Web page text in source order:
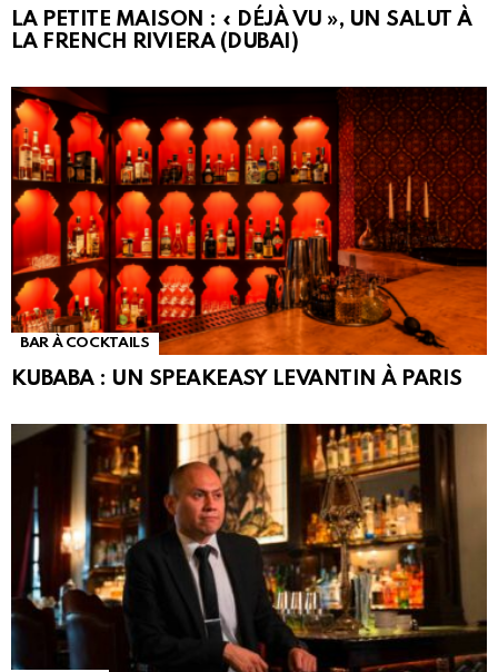
LA PETITE MAISON : « DÉJÀ VU », UN SALUT À
LA FRENCH RIVIERA (DUBAI)
BAR À COCKTAILS
KUBABA : UN SPEAKEASY LEVANTIN À PARIS